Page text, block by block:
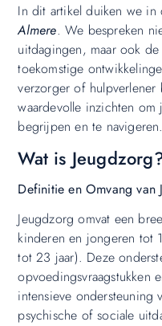
In dit artikel duiken we in
Almere. We bespreken
uitdagingen, maar ook
toekomstige
verzorger of
waardevolle inzichten
begrijpen en te navigeren.
Wat is
Definitie en Omvang van
Jeugdzorg omvat een
kinderen en jongeren tot
tot 23 jaar). Deze
opvoedingsvraagstukken
intensieve ondersteuning
psychische of sociale